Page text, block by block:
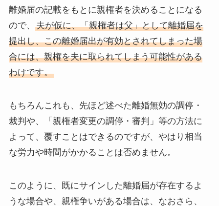
離婚届の記載をもとに親権者を決めることになる
ので、 夫が仮に、「親権者は父」として離婚届を
提出し、この離婚届出が有効とされてしまった場
合には、親権を夫に取られてしまう可能性がある
わけです。
もちろんこれも、先ほど述べた離婚無効の調停・
裁判や、「親権者変更の調停・審判」等の方法に
よって、覆すことはできるのですが、やはり相当
な労力や時間がかかることは否めません。
このように、既にサインした離婚届が存在するよ
うな場合や、親権争いがある場合は、なおさら、